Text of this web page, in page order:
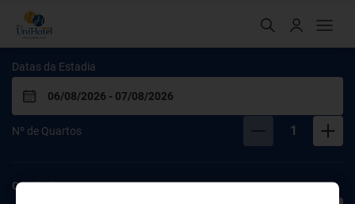
UniHotel Salto
Datas da Estadia
Nº de Quartos 1
Quarto1